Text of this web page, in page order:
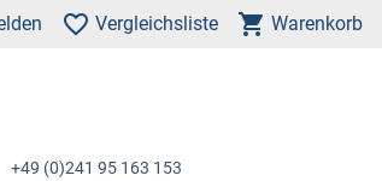
Vergleichsliste Warenkorb
+49 (0)241 95 163 153